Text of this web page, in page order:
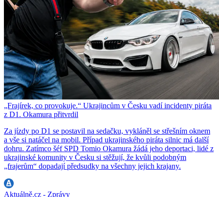
„Frajírek, co provokuje.“ Ukrajincům v Česku vadí incidenty piráta
z D1. Okamura přitvrdil
Za jízdy po D1 se postavil na sedačku, vykláněl se střešním oknem
a vše si natáčel na mobil. Případ ukrajinského piráta silnic má další
dohru. Zatímco šéf SPD Tomio Okamura žádá jeho deportaci, lidé z
ukrajinské komunity v Česku si stěžují, že kvůli podobným
„frajerům“ dopadají předsudky na všechny jejich krajany.
Aktuálně.cz - Zprávy